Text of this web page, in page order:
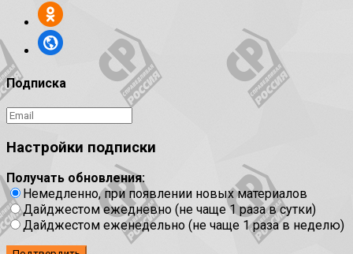
Подписка
Настройки подписки
Получать обновления:
Немедленно, при появлении новых материалов
Дайджестом ежедневно (не чаще 1 раза в сутки)
Дайджестом еженедельно (не чаще 1 раза в неделю)